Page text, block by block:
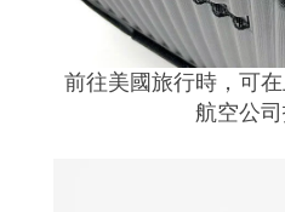
前往美國旅行時，可
航空公司